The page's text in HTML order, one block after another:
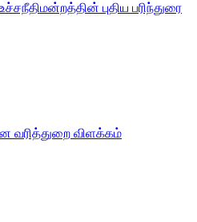
புதிய பரிந்துரை
வரித்துறை விளக்கம்